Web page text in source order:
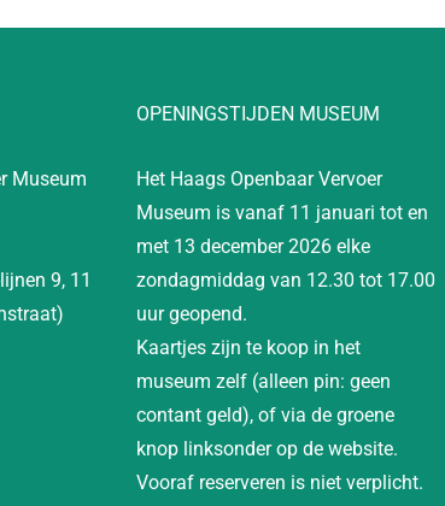
Museum
9, 11
OPENINGSTIJDEN MUSEUM
Het Haags Openbaar Vervoer
Museum is vanaf 11 januari tot en
met 13 december 2026 elke
zondagmiddag van 12.30 tot 17.00
uur geopend.
Kaartjes zijn te koop in het
museum zelf (alleen pin: geen
contant geld), of via de groene
knop linksonder op de website.
Vooraf reserveren is niet verplicht.